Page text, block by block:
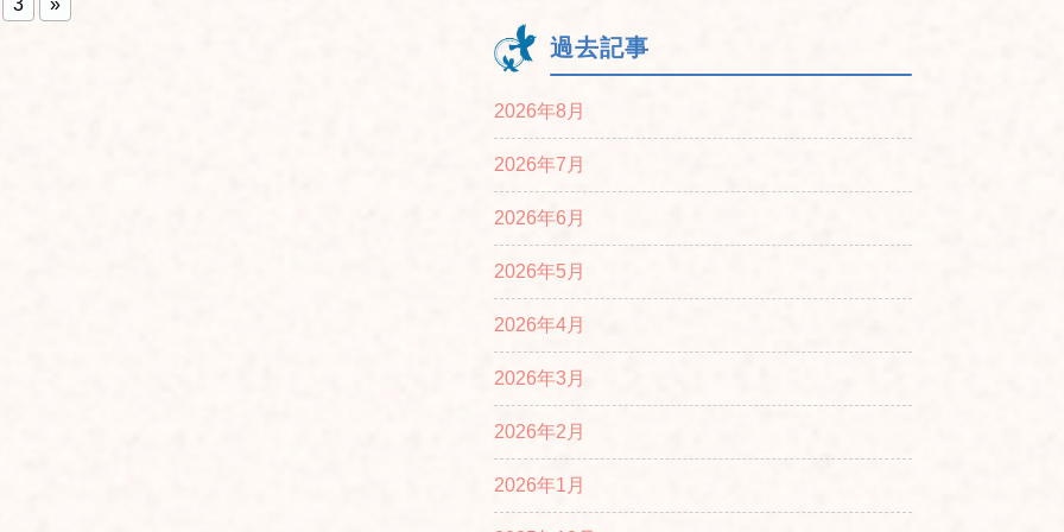
3 »
過去記事
2026年8月
2026年7月
2026年6月
2026年5月
2026年4月
2026年3月
2026年2月
2026年1月